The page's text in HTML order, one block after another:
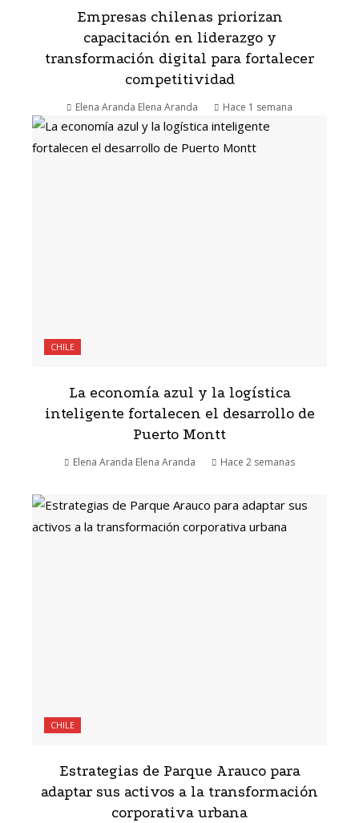
Empresas chilenas priorizan
capacitación en liderazgo y
transformación digital para fortalecer
competitividad
Elena Aranda Elena Aranda Hace 1 semana
CHILE
La economía azul y la logística
inteligente fortalecen el desarrollo de
Puerto Montt
Elena Aranda Elena Aranda Hace 2 semanas
CHILE
Estrategias de Parque Arauco para
adaptar sus activos a la transformación
corporativa urbana